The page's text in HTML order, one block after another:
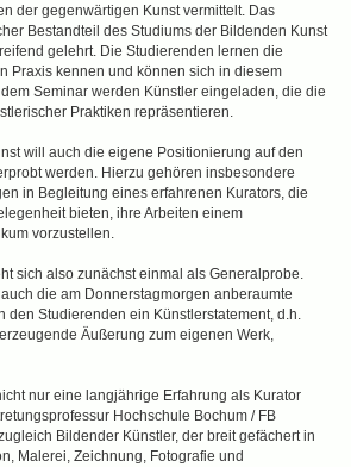
der gegenwärtigen Kunst vermittelt. Das
Bestandteil des Studiums der Bildenden Kunst
gelehrt. Die Studierenden lernen die
Praxis kennen und können sich in diesem
Seminar werden Künstler eingeladen, die die
Praktiken repräsentieren.
will auch die eigene Positionierung auf den
werden. Hierzu gehören insbesondere
in Begleitung eines erfahrenen Kurators, die
bieten, ihre Arbeiten einem
vorzustellen.
sich also zunächst einmal als Generalprobe.
die am Donnerstagmorgen anberaumte
den Studierenden ein Künstlerstatement, d.h.
Äußerung zum eigenen Werk,
nur eine langjährige Erfahrung als Kurator
Hochschule Bochum / FB
Bildender Künstler, der breit gefächert in
Malerei, Zeichnung, Fotografie und